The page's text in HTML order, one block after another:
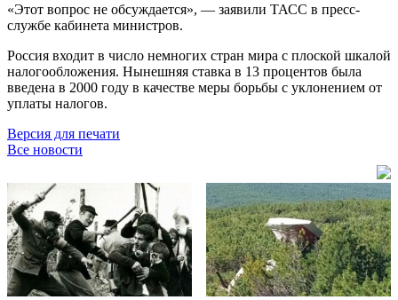
«Этот вопрос не обсуждается», — заявили ТАСС в пресс-
службе кабинета министров.
Россия входит в число немногих стран мира с плоской шкалой
налогообложения. Нынешняя ставка в 13 процентов была
введена в 2000 году в качестве меры борьбы с уклонением от
уплаты налогов.
Версия для печати
Все новости